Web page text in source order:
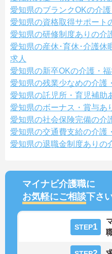
愛知県のブランクOKの介護
愛知県の資格取得サポート
愛知県の研修制度ありの介
愛知県の産休･育休･介護休
求人
愛知県の新卒OKの介護・福
愛知県の残業少なめの介護
愛知県の託児所・育児補助
愛知県のボーナス・賞与あ
愛知県の社会保険完備の介
愛知県の交通費支給の介護
愛知県の退職金制度ありの
マイナビ介護職に
お気軽にご相談下さ
STEP1